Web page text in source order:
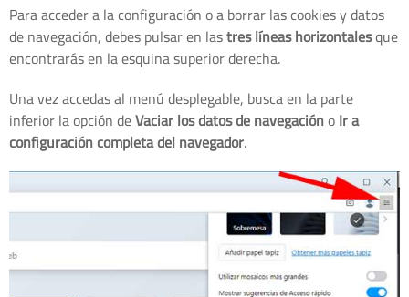
Para acceder a la configuración o a borrar las cookies y datos
de navegación, debes pulsar en lastres líneas horizontalesque
encontrarás en la esquina superior derecha.
Una vez accedas al menú desplegable, busca en la parte
inferior la opción deVaciar los datos de navegaciónoIr a
configuración completa del navegador.